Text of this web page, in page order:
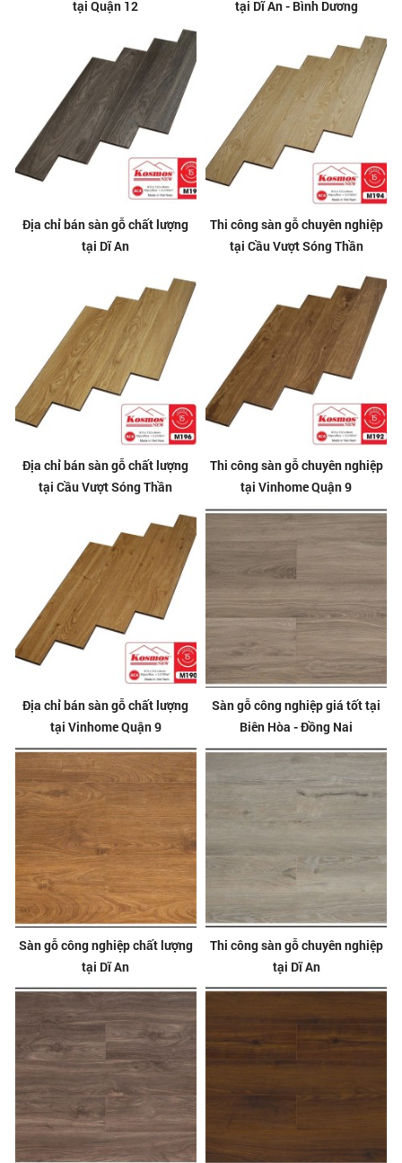
tại Quận 12 tại Dĩ An - Bình Dương
Địa chỉ bán sàn gỗ chất lượng
tại Dĩ An
Thi công sàn gỗ chuyên nghiệp
tại Cầu Vượt Sóng Thần
Địa chỉ bán sàn gỗ chất lượng
tại Cầu Vượt Sóng Thần
Thi công sàn gỗ chuyên nghiệp
tại Vinhome Quận 9
Địa chỉ bán sàn gỗ chất lượng
tại Vinhome Quận 9
Sàn gỗ công nghiệp giá tốt tại
Biên Hòa - Đồng Nai
Sàn gỗ công nghiệp chất lượng
tại Dĩ An
Thi công sàn gỗ chuyên nghiệp
tại Dĩ An